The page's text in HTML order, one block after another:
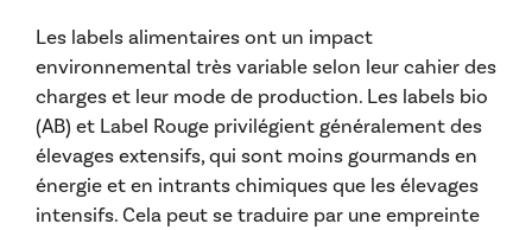
Les labels alimentaires ont un impact
environnemental très variable selon leur cahier des
charges et leur mode de production. Les labels bio
(AB) et Label Rouge privilégient généralement des
élevages extensifs, qui sont moins gourmands en
énergie et en intrants chimiques que les élevages
intensifs. Cela peut se traduire par une empreinte